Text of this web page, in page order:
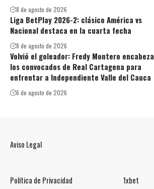
8 de agosto de 2026
Liga BetPlay 2026-2: clásico América vs
Nacional destaca en la cuarta fecha
8 de agosto de 2026
Volvió el goleador: Fredy Montero encabeza
los convocados de Real Cartagena para
enfrentar a Independiente Valle del Cauca
6 de agosto de 2026
Aviso Legal
Política de Privacidad 1xbet